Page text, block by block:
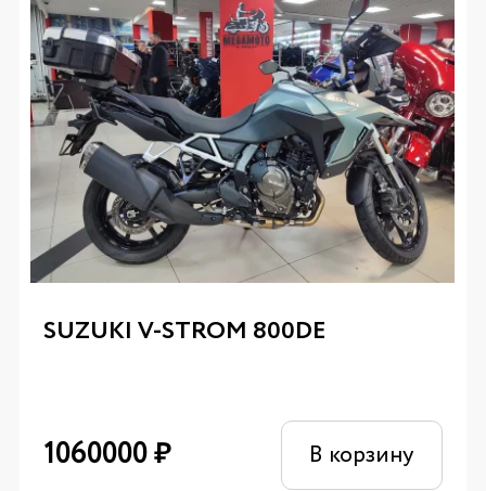
SUZUKI V-STROM 800DE
1060000₽ В корзину